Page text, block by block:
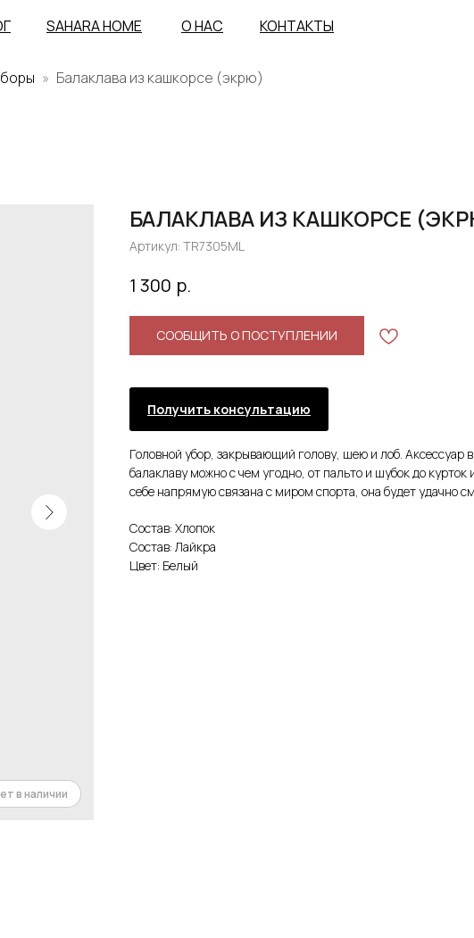
КОНТАКТЫ
О НАС
SAHARA HOME
Балаклава из кашкорсе (экрю)
БАЛАКЛАВА ИЗ КАШКОРСЕ
Артикул: TR7305ML
1 300 р.
СООБЩИТЬ О ПОСТУПЛЕНИИ
Получить консультацию
Головной убор, закрывающий голову, шею и лоб. Аксессуар
балаклаву можно с чем угодно, от пальто и шубок до курток
себе напрямую связана с миром спорта, она будет удачно
Состав: Хлопок
Состав: Лайкра
Цвет: Белый